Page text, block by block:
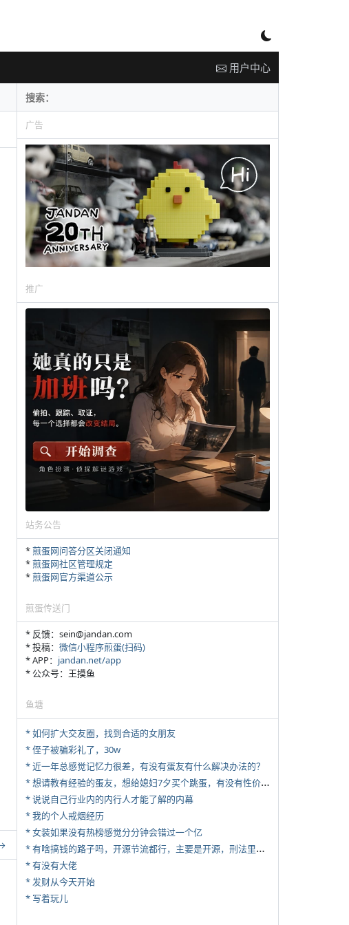
用户中心
广告
推广
站务公告
*煎蛋网问答分区关闭通知
*煎蛋网社区管理规定
*煎蛋网官方渠道公示
煎蛋传送门
* 反馈：sein@jandan.com
* 投稿： 微信小程序煎蛋(扫码)
* APP： jandan.net/app
* 公众号：王摸鱼
鱼塘
* 如何扩大交友圈，找到合适的女朋友
* 侄子被骗彩礼了，30w
* 近一年总感觉记忆力很差，有没有蛋友有什么解决办法的？
*
想请教有经验的蛋友，想给媳妇7夕买个跳蛋，有没有性价比高的推荐
* 说说自己行业内的内行人才能了解的内幕
* 我的个人戒烟经历
* 女装如果没有热榜感觉分分钟会错过一个亿
*
有啥搞钱的路子吗，开源节流都行，主要是开源，刑法里的咱不做
* 有没有大佬
* 发财从今天开始
* 写着玩儿